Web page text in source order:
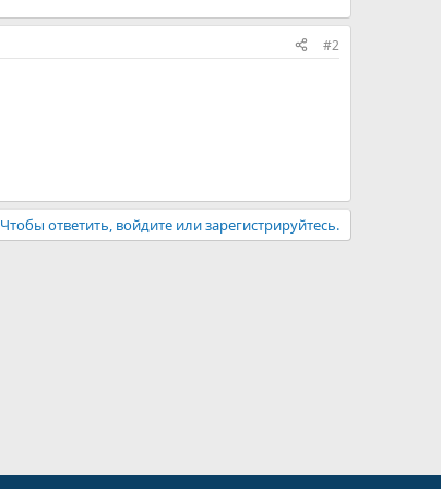
#2
Чтобы ответить, войдите или зарегистрируйтесь.